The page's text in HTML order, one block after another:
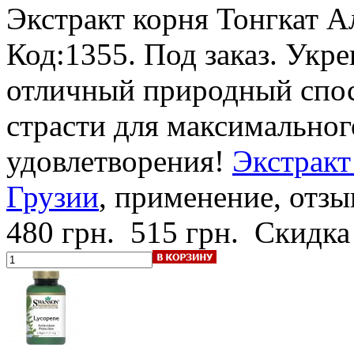
Экстракт корня Тонгкат
Код:1355. Под заказ.
отличный природный
страсти для
удовлетворения!
Грузии, применение,
480 грн. 515 грн.